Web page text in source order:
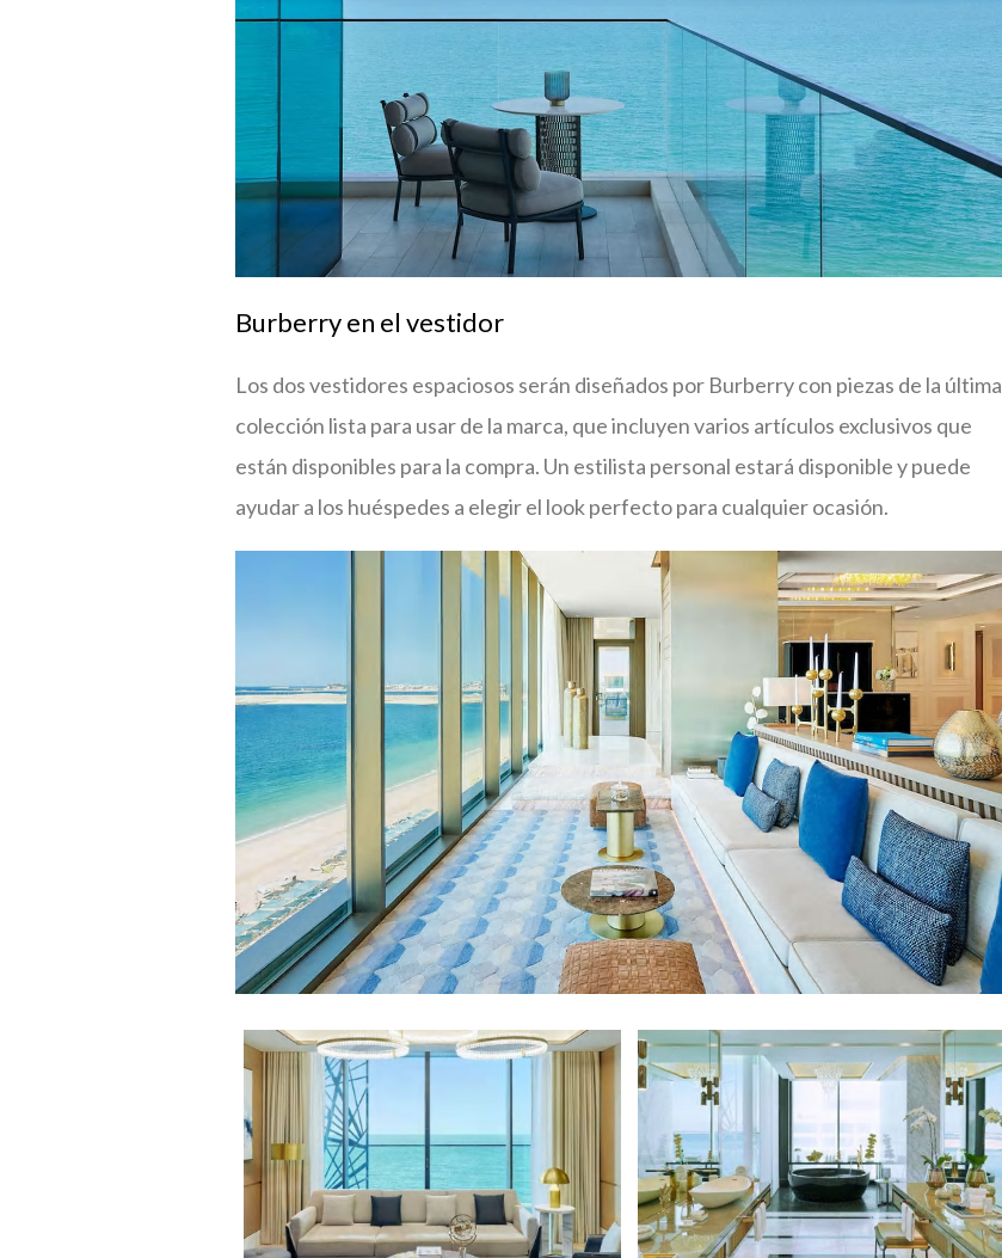
Burberry en el vestidor
Los dos vestidores espaciosos serán diseñados por Burberry con piezas de la última
colección lista para usar de la marca, que incluyen varios artículos exclusivos que
están disponibles para la compra. Un estilista personal estará disponible y puede
ayudar a los huéspedes a elegir el look perfecto para cualquier ocasión.